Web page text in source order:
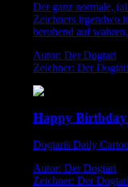
Der ganz normale,
Zeichners irgendwo
beruhend auf
Autor: Der Dogtari
Zeichner: Der Dogtari
Happy
Dogtaris Daily
Autor: Der Dogtari
Zeichner: Der Dogtari